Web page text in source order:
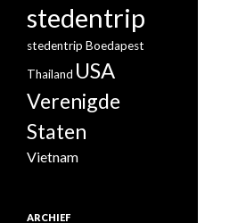
stedentrip
stedentrip Boedapest
Thailand USA
Verenigde
Staten
Vietnam
ARCHIEF